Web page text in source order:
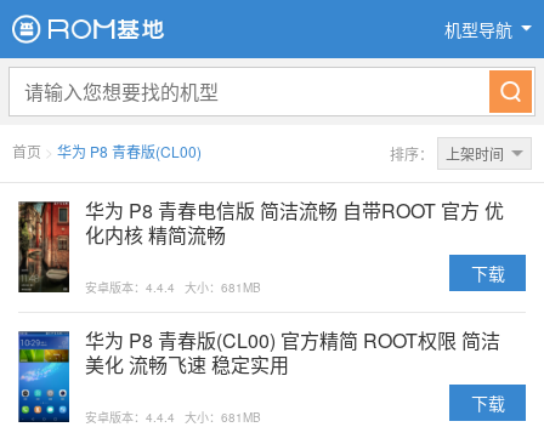
机型导航
首页 > 华为 P8 青春版(CL00) 排序： 上架时间
华为 P8 青春电信版 简洁流畅 自带ROOT 官方 优
化内核 精简流畅
安卓版本：4.4.4 大小：681MB
下载
华为 P8 青春版(CL00) 官方精简 ROOT权限 简洁
美化 流畅飞速 稳定实用
安卓版本：4.4.4 大小：681MB
下载